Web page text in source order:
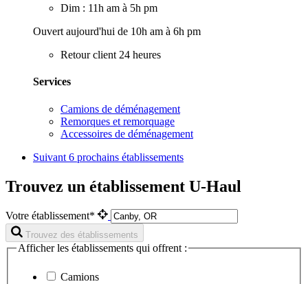
Dim : 11h am à 5h pm
Ouvert aujourd'hui de 10h am à 6h pm
Retour client 24 heures
Services
Camions de déménagement
Remorques et remorquage
Accessoires de déménagement
Suivant 6 prochains établissements
Trouvez un établissement U-Haul
Votre établissement*
Trouvez des établissements
Afficher les établissements qui offrent :
Camions